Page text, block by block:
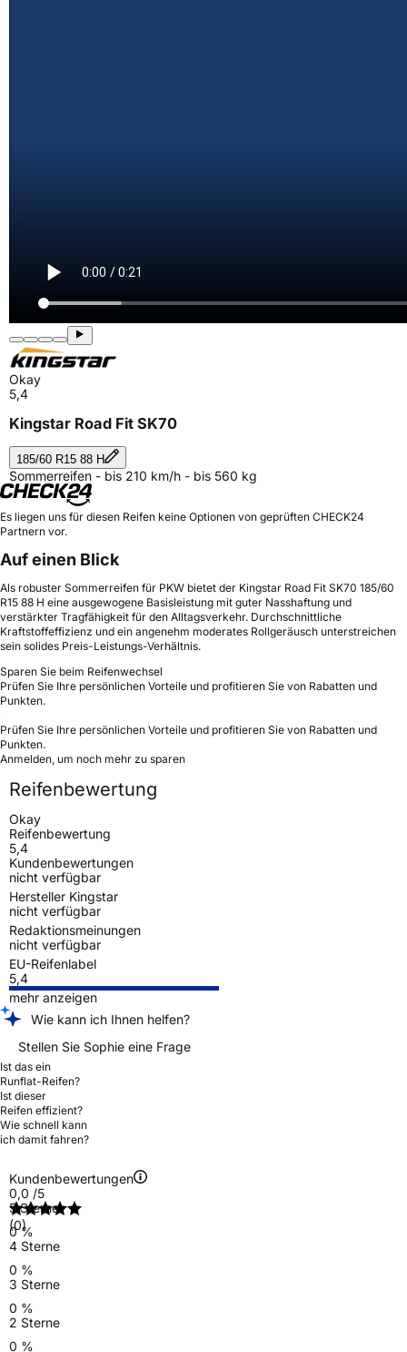
Okay
5,4
Kingstar Road Fit SK70
185/60 R15 88 H
Sommerreifen - bis 210 km/h - bis 560 kg
Es liegen uns für diesen Reifen keine Optionen von geprüften CHECK24
Partnern vor.
Auf einen Blick
Als robuster Sommerreifen für PKW bietet der Kingstar Road Fit SK70 185/60
R15 88 H eine ausgewogene Basisleistung mit guter Nasshaftung und
verstärkter Tragfähigkeit für den Alltagsverkehr. Durchschnittliche
Kraftstoffeffizienz und ein angenehm moderates Rollgeräusch unterstreichen
sein solides Preis-Leistungs-Verhältnis.
Sparen Sie beim Reifenwechsel
Prüfen Sie Ihre persönlichen Vorteile und profitieren Sie von Rabatten und
Punkten.
Prüfen Sie Ihre persönlichen Vorteile und profitieren Sie von Rabatten und
Punkten.
Anmelden, um noch mehr zu sparen
Reifenbewertung
Okay
Reifenbewertung
5,4
Kundenbewertungen
nicht verfügbar
Hersteller Kingstar
nicht verfügbar
Redaktionsmeinungen
nicht verfügbar
EU-Reifenlabel
5,4
mehr anzeigen
Wie kann ich Ihnen helfen?
Stellen Sie Sophie eine Frage
Ist das ein
Runflat-Reifen?
Ist dieser
Reifen effizient?
Wie schnell kann
ich damit fahren?
Kundenbewertungen
0,0 /5
(0)
5 Sterne
0 %
4 Sterne
0 %
3 Sterne
0 %
2 Sterne
0 %